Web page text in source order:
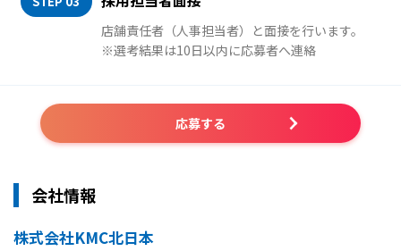
店舗責任者（人事担当者）と面接を行います。
※選考結果は10日以内に応募者へ連絡
応募する
会社情報
株式会社KMC北日本